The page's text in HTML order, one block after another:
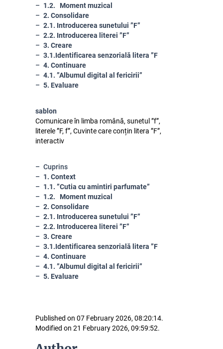
1.2. Moment muzical
2. Consolidare
2.1. Introducerea sunetului ”F”
2.2. Introducerea literei ”F”
3. Creare
3.1.Identificarea senzorială litera ”F
4. Continuare
4.1. ”Albumul digital al fericirii”
5. Evaluare
sablon
Comunicare în limba română, sunetul ”f”,
literele ”F, f”, Cuvinte care conțin litera ”F”,
interactiv
Cuprins
1. Context
1.1. ”Cutia cu amintiri parfumate”
1.2. Moment muzical
2. Consolidare
2.1. Introducerea sunetului ”F”
2.2. Introducerea literei ”F”
3. Creare
3.1.Identificarea senzorială litera ”F
4. Continuare
4.1. ”Albumul digital al fericirii”
5. Evaluare
Published on 07 February 2026, 08:20:14.
Modified on 21 February 2026, 09:59:52.